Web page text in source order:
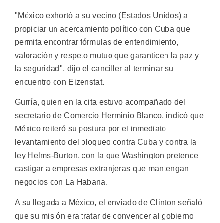
"México exhortó a su vecino (Estados Unidos) a
propiciar un acercamiento político con Cuba que
permita encontrar fórmulas de entendimiento,
valoración y respeto mutuo que garanticen la paz y
la seguridad", dijo el canciller al terminar su
encuentro con Eizenstat.
Gurría, quien en la cita estuvo acompañado del
secretario de Comercio Herminio Blanco, indicó que
México reiteró su postura por el inmediato
levantamiento del bloqueo contra Cuba y contra la
ley Helms-Burton, con la que Washington pretende
castigar a empresas extranjeras que mantengan
negocios con La Habana.
A su llegada a México, el enviado de Clinton señaló
que su misión era tratar de convencer al gobierno